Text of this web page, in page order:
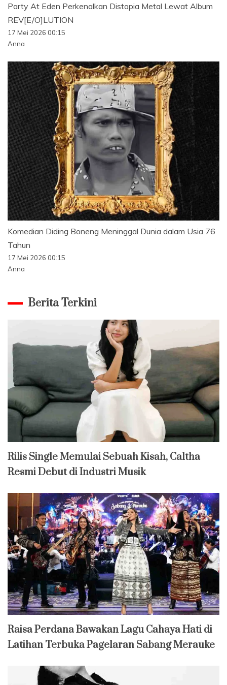
Party At Eden Perkenalkan Distopia Metal Lewat Album
REV[E/O]LUTION
17 Mei 2026 00:15
Anna
Komedian Diding Boneng Meninggal Dunia dalam Usia 76
Tahun
17 Mei 2026 00:15
Anna
Berita Terkini
Rilis Single Memulai Sebuah Kisah, Caltha
Resmi Debut di Industri Musik
Raisa Perdana Bawakan Lagu Cahaya Hati di
Latihan Terbuka Pagelaran Sabang Merauke